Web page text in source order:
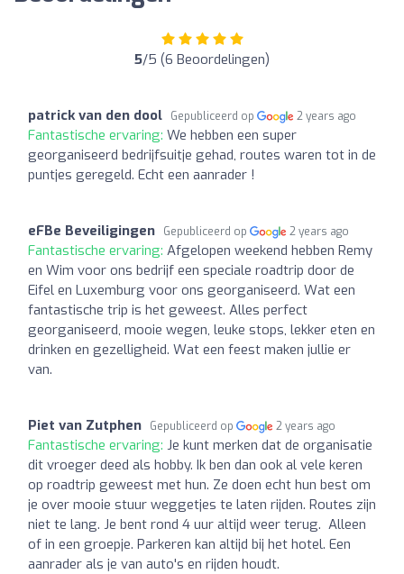
5/5 (6 Beoordelingen)
patrick van den dool Gepubliceerd op 2 years ago
Fantastische ervaring: We hebben een super
georganiseerd bedrijfsuitje gehad, routes waren tot in de
puntjes geregeld. Echt een aanrader !
eFBe Beveiligingen Gepubliceerd op 2 years ago
Fantastische ervaring: Afgelopen weekend hebben Remy
en Wim voor ons bedrijf een speciale roadtrip door de
Eifel en Luxemburg voor ons georganiseerd. Wat een
fantastische trip is het geweest. Alles perfect
georganiseerd, mooie wegen, leuke stops, lekker eten en
drinken en gezelligheid. Wat een feest maken jullie er
van.
Piet van Zutphen Gepubliceerd op 2 years ago
Fantastische ervaring: Je kunt merken dat de organisatie
dit vroeger deed als hobby. Ik ben dan ook al vele keren
op roadtrip geweest met hun. Ze doen echt hun best om
je over mooie stuur weggetjes te laten rijden. Routes zijn
niet te lang. Je bent rond 4 uur altijd weer terug. Alleen
of in een groepje. Parkeren kan altijd bij het hotel. Een
aanrader als je van auto's en rijden houdt.